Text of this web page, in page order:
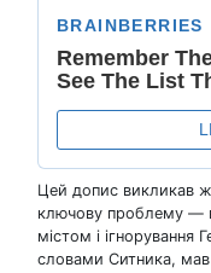
Цей допис викликав
ключову проблему —
містом і ігнорування
словами Ситника, мав